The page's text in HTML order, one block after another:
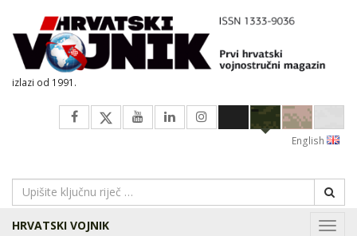
izlazi od 1991.
English
HRVATSKI VOJNIK